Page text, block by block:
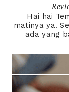
Hai hai
matinya ya.
ada yang